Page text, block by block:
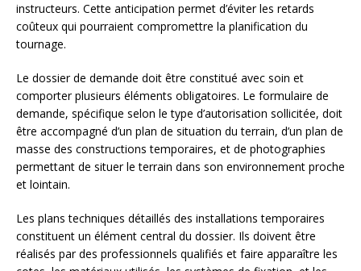
instructeurs. Cette anticipation permet d’éviter les retards
coûteux qui pourraient compromettre la planification du
tournage.
Le dossier de demande doit être constitué avec soin et
comporter plusieurs éléments obligatoires. Le formulaire de
demande, spécifique selon le type d’autorisation sollicitée, doit
être accompagné d’un plan de situation du terrain, d’un plan de
masse des constructions temporaires, et de photographies
permettant de situer le terrain dans son environnement proche
et lointain.
Les plans techniques détaillés des installations temporaires
constituent un élément central du dossier. Ils doivent être
réalisés par des professionnels qualifiés et faire apparaître les